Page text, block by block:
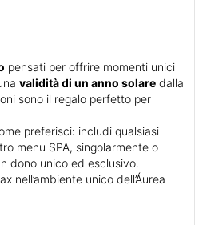
pensati per offrire momenti unici
validità di un anno solare dalla
sono il regalo perfetto per
preferisci: includi qualsiasi
menu SPA, singolarmente o
dono unico ed esclusivo.
nell’ambiente unico dell’Áurea